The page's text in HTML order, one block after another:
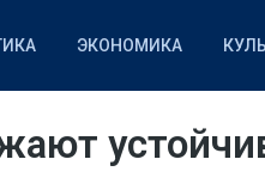
ЭКОНОМИКА